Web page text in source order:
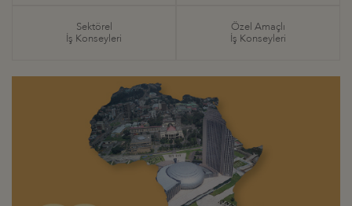
Sektörel
İş Konseyleri
Özel Amaçlı
İş Konseyleri